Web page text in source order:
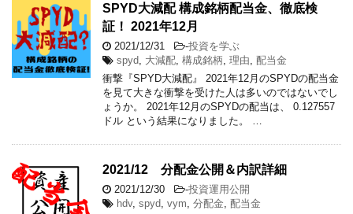
SPYD大減配 構成銘柄配当金、徹底検
証！ 2021年12月
2021/12/31 -投資を学ぶ
spyd 大減配 構成銘柄 理由 配当金
衝撃『SPYD大減配』 2021年12月のSPYDの配当金
を見て大きな衝撃を受けた人は多いのではないでし
ょうか。 2021年12月のSPYDの配当は、 0.127557
ドル という結果になりました。 …
2021/12 分配金公開＆内訳詳細
2021/12/30 -投資運用公開
hdv, spyd vym 分配金 配当金